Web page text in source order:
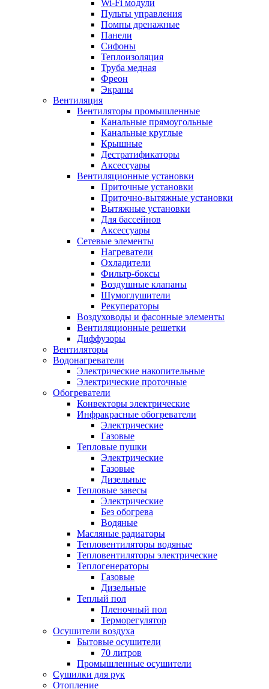
Wi-Fi модули
Пульты управления
Помпы дренажные
Панели
Сифоны
Теплоизоляция
Труба медная
Фреон
Экраны
Вентиляция
Вентиляторы промышленные
Канальные прямоугольные
Канальные круглые
Крышные
Дестратификаторы
Аксессуары
Вентиляционные установки
Приточные установки
Приточно-вытяжные установки
Вытяжные установки
Для бассейнов
Аксессуары
Сетевые элементы
Нагреватели
Охладители
Фильтр-боксы
Воздушные клапаны
Шумоглушители
Рекуператоры
Воздуховоды и фасонные элементы
Вентиляционные решетки
Диффузоры
Вентиляторы
Водонагреватели
Электрические накопительные
Электрические проточные
Обогреватели
Конвекторы электрические
Инфракрасные обогреватели
Электрические
Газовые
Тепловые пушки
Электрические
Газовые
Дизельные
Тепловые завесы
Электрические
Без обогрева
Водяные
Масляные радиаторы
Тепловентиляторы водяные
Тепловентиляторы электрические
Теплогенераторы
Газовые
Дизельные
Теплый пол
Пленочный пол
Терморегулятор
Осушители воздуха
Бытовые осушители
70 литров
Промышленные осушители
Сушилки для рук
Отопление